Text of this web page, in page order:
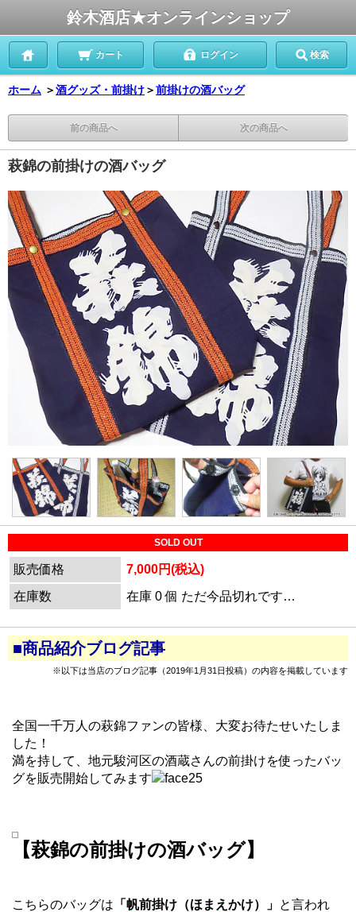
鈴木酒店★オンラインショップ
カート ログイン 検索
ホーム ＞酒グッズ・前掛け＞前掛けの酒バッグ
前の商品へ 次の商品へ
萩錦の前掛けの酒バッグ
SOLD OUT
販売価格
7,000円(税込)
在庫数
在庫 0 個 ただ今品切れです…
■商品紹介ブログ記事
※以下は当店のブログ記事（2019年1月31日投稿）の内容を掲載しています
全国一千万人の萩錦ファンの皆様、大変お待たせいたしま
した！
満を持して、地元駿河区の酒蔵さんの前掛けを使ったバッ
グを販売開始してみます
【萩錦の前掛けの酒バッグ】
こちらのバッグは 「帆前掛け（ほまえかけ）」 と言われ